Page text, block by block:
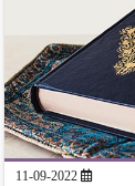
11-09-2022